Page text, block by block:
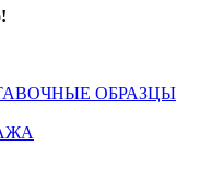
ОБРАЗЦЫ